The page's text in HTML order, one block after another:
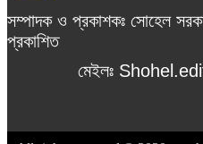
সম্পাদক ও প্রকাশকঃ সোহেল
প্রকাশিত
মেইলঃ